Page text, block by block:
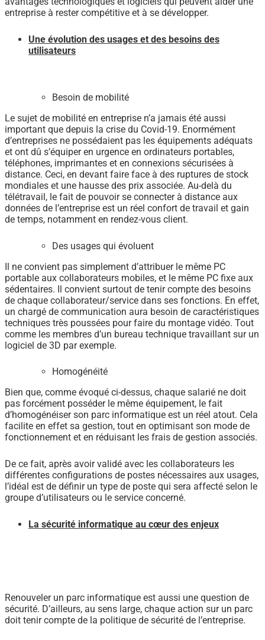
entreprise à rester compétitive et à se développer.
Une évolution des usages et des besoins des
utilisateurs
Besoin de mobilité
Le sujet de mobilité en entreprise n’a jamais été aussi
important que depuis la crise du Covid-19. Enormément
d’entreprises ne possédaient pas les équipements adéquats
et ont dû s’équiper en urgence en ordinateurs portables,
téléphones, imprimantes et en connexions sécurisées à
distance. Ceci, en devant faire face à des ruptures de stock
mondiales et une hausse des prix associée. Au-delà du
télétravail, le fait de pouvoir se connecter à distance aux
données de l’entreprise est un réel confort de travail et gain
de temps, notamment en rendez-vous client.
Des usages qui évoluent
Il ne convient pas simplement d’attribuer le même PC
portable aux collaborateurs mobiles, et le même PC fixe aux
sédentaires. Il convient surtout de tenir compte des besoins
de chaque collaborateur/service dans ses fonctions. En effet,
un chargé de communication aura besoin de caractéristiques
techniques très poussées pour faire du montage vidéo. Tout
comme les membres d’un bureau technique travaillant sur un
logiciel de 3D par exemple.
Homogénéité
Bien que, comme évoqué ci-dessus, chaque salarié ne doit
pas forcément posséder le même équipement, le fait
d’homogénéiser son parc informatique est un réel atout. Cela
facilite en effet sa gestion, tout en optimisant son mode de
fonctionnement et en réduisant les frais de gestion associés.
De ce fait, après avoir validé avec les collaborateurs les
différentes configurations de postes nécessaires aux usages,
l’idéal est de définir un type de poste qui sera affecté selon le
groupe d’utilisateurs ou le service concerné.
La sécurité informatique au cœur des enjeux
Renouveler un parc informatique est aussi une question de
sécurité. D’ailleurs, au sens large, chaque action sur un parc
doit tenir compte de la politique de sécurité de l’entreprise.